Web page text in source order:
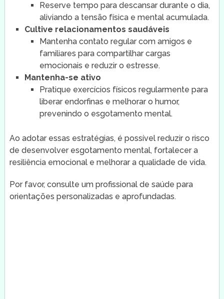
Reserve tempo para descansar durante o dia,
aliviando a tensão física e mental acumulada.
Cultive relacionamentos saudáveis
Mantenha contato regular com amigos e
familiares para compartilhar cargas
emocionais e reduzir o estresse.
Mantenha-se ativo
Pratique exercícios físicos regularmente para
liberar endorfinas e melhorar o humor,
prevenindo o esgotamento mental.
Ao adotar essas estratégias, é possível reduzir o risco
de desenvolver esgotamento mental, fortalecer a
resiliência emocional e melhorar a qualidade de vida.
Por favor, consulte um profissional de saúde para
orientações personalizadas e aprofundadas.